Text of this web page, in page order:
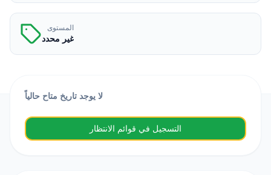
المستوى
غير محدد
لا يوجد تاريخ متاح حالياً
التسجيل في قوائم الانتظار